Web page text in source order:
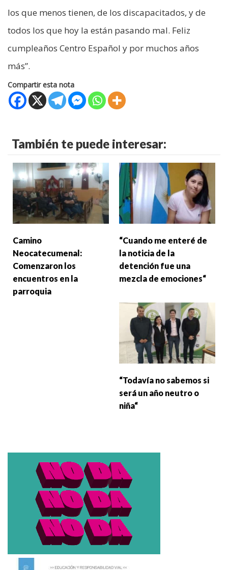
los que menos tienen, de los discapacitados, y de
todos los que hoy la están pasando mal. Feliz
cumpleaños Centro Español y por muchos años
más”.
Compartir esta nota
También te puede interesar:
Camino
Neocatecumenal:
Comenzaron los
encuentros en la
parroquia
“Cuando me enteré de
la noticia de la
detención fue una
mezcla de emociones“
“Todavía no sabemos si
será un año neutro o
niña“